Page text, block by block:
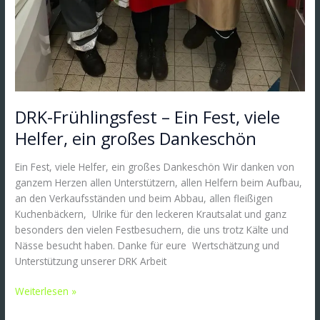
DRK-Frühlingsfest – Ein Fest, viele
Helfer, ein großes Dankeschön
Ein Fest, viele Helfer, ein großes Dankeschön Wir danken von
ganzem Herzen allen Unterstützern, allen Helfern beim Aufbau,
an den Verkaufsständen und beim Abbau, allen fleißigen
Kuchenbäckern, Ulrike für den leckeren Krautsalat und ganz
besonders den vielen Festbesuchern, die uns trotz Kälte und
Nässe besucht haben. Danke für eure Wertschätzung und
Unterstützung unserer DRK Arbeit
Weiterlesen »